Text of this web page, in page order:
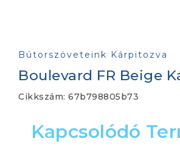
Bútorszöveteink Kárpitozva
Boulevard FR Beige
Cikkszám: 67b798805b73
Kapcsolódó